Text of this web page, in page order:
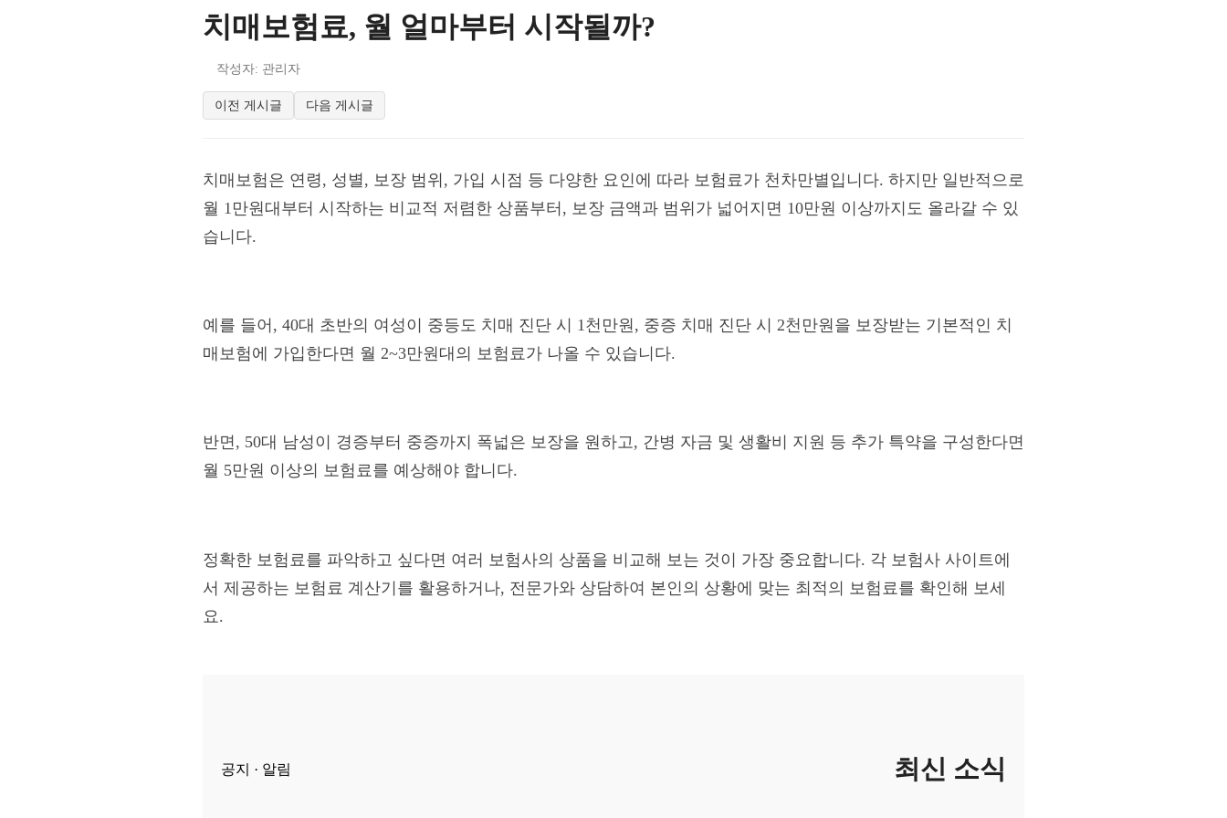
치매보험료, 월 얼마부터 시작될까?
작성자: 관리자
이전 게시글 다음 게시글
치매보험은 연령, 성별, 보장 범위, 가입 시점 등 다양한 요인에 따라 보험료가 천차만별입니다. 하지만 일반적으로
월 1만원대부터 시작하는 비교적 저렴한 상품부터, 보장 금액과 범위가 넓어지면 10만원 이상까지도 올라갈 수 있
습니다.
예를 들어, 40대 초반의 여성이 중등도 치매 진단 시 1천만원, 중증 치매 진단 시 2천만원을 보장받는 기본적인 치
매보험에 가입한다면 월 2~3만원대의 보험료가 나올 수 있습니다.
반면, 50대 남성이 경증부터 중증까지 폭넓은 보장을 원하고, 간병 자금 및 생활비 지원 등 추가 특약을 구성한다면
월 5만원 이상의 보험료를 예상해야 합니다.
정확한 보험료를 파악하고 싶다면 여러 보험사의 상품을 비교해 보는 것이 가장 중요합니다. 각 보험사 사이트에
서 제공하는 보험료 계산기를 활용하거나, 전문가와 상담하여 본인의 상황에 맞는 최적의 보험료를 확인해 보세
요.
공지 · 알림 최신 소식